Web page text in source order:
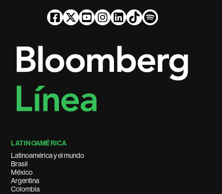
LATINOAMÉRICA
Latinoamérica y el mundo
Brasil
México
Argentina
Colombia